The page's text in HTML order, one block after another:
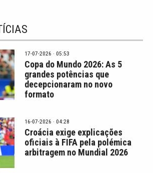
17-07-2026 · 05:53
Copa do Mundo 2026: As 5
grandes potências que
decepcionaram no novo
formato
16-07-2026 · 04:28
Croácia exige explicações
oficiais à FIFA pela polémica
arbitragem no Mundial 2026